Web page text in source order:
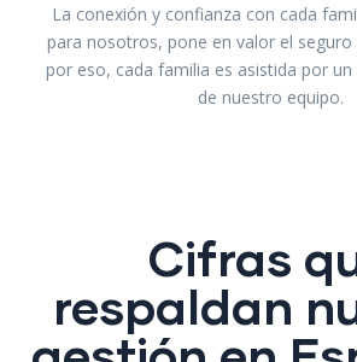
La conexión y confianza con cada
para nosotros, pone en valor el seguro
por eso, cada familia es asistida por
de nuestro equipo.
Cifras
respaldan